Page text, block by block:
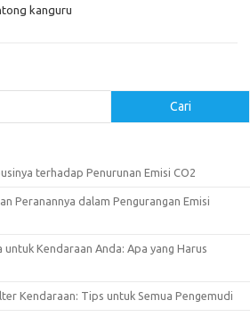
kanguru
Cari
terhadap Penurunan Emisi CO2
Peranannya dalam Pengurangan Emisi
Kendaraan Anda: Apa yang Harus
Kendaraan: Tips untuk Semua Pengemudi